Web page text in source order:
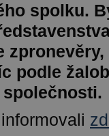
spolku.
podle